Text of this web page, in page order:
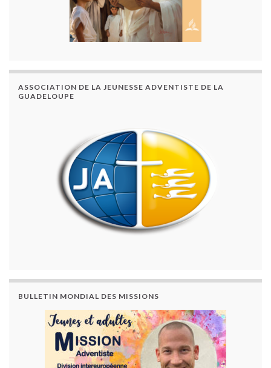
ASSOCIATION DE LA JEUNESSE ADVENTISTE DE LA
GUADELOUPE
BULLETIN MONDIAL DES MISSIONS